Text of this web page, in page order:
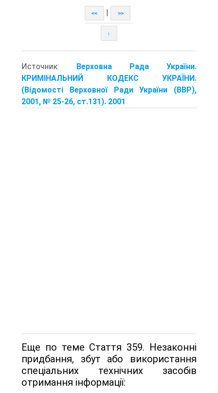
<< >>
↑
Источник: Верховна Рада України.
КРИМІНАЛЬНИЙ КОДЕКС УКРАЇНИ.
(Відомості Верховної Ради України (ВВР),
2001, № 25-26, ст.131). 2001
Еще по теме Стаття 359. Незаконні
придбання, збут або використання
спеціальних технічних засобів
отримання інформації: